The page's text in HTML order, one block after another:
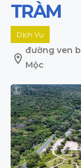
TRÀM
Dịch Vụ
đường ven
Mộc